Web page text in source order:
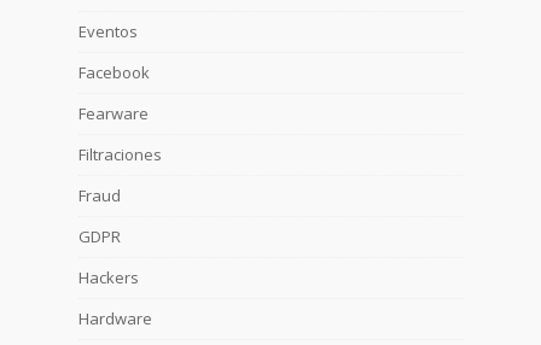
Eventos
Facebook
Fearware
Filtraciones
Fraud
GDPR
Hackers
Hardware